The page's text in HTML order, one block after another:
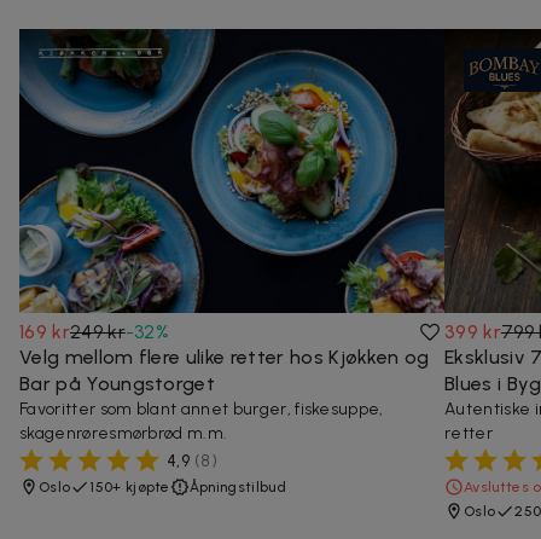
169 kr249 kr-32%
Velg mellom flere ulike retter hos Kjøkken og
Bar på Youngstorget
Favoritter som blant annet burger, fiskesuppe,
skagenrøresmørbrød m.m.
4,9 (8)
Oslo 150+ kjøpte Åpningstilbud
399 kr799
Eksklusiv
Blues i
Autentiske
retter
Avsluttes
Oslo